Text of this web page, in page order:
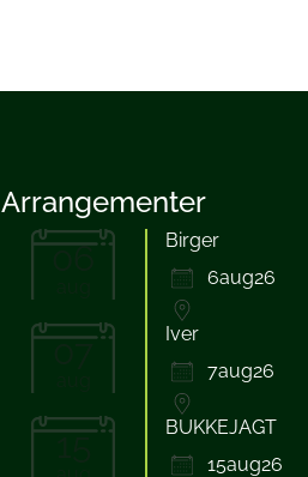
Arrangementer
06
Birger
6aug26
07
Iver
7aug26
15
BUKKEJAGT
15aug26